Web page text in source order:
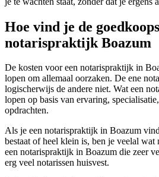
Hoe vind je de
notarispraktijk Boazum
De kosten voor een notarispraktijk in
lopen om allemaal oorzaken. De ene
logischerwijs de andere niet. Wat een
lopen op basis van ervaring,
opdrachten.
Als je een notarispraktijk in Boazum
bestaat of heel klein is, ben je veelal
een notarispraktijk in Boazum die zeer
erg veel notarissen huisvest.